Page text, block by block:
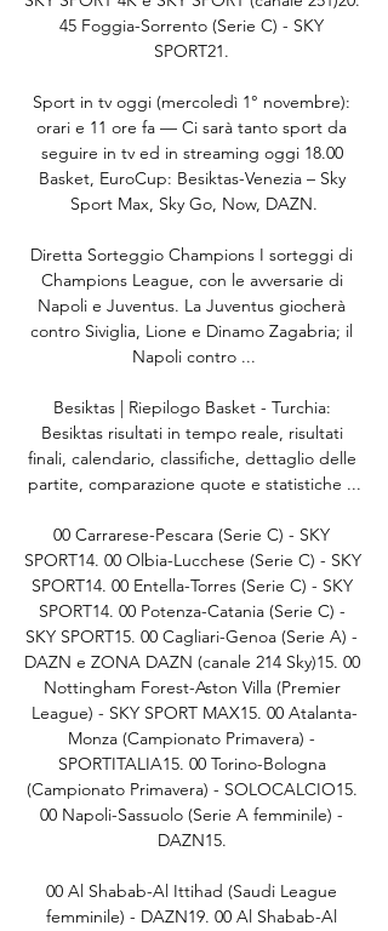
45 Foggia-Sorrento (Serie C) - SKY
SPORT21.
Sport in tv oggi (mercoledì 1° novembre):
orari e 11 ore fa — Ci sarà tanto sport da
seguire in tv ed in streaming oggi 18.00
Basket, EuroCup: Besiktas-Venezia – Sky
Sport Max, Sky Go, Now, DAZN.
Diretta Sorteggio Champions I sorteggi di
Champions League, con le avversarie di
Napoli e Juventus. La Juventus giocherà
contro Siviglia, Lione e Dinamo Zagabria; il
Napoli contro ...
Besiktas | Riepilogo Basket - Turchia:
Besiktas risultati in tempo reale, risultati
finali, calendario, classifiche, dettaglio delle
partite, comparazione quote e statistiche ...
00 Carrarese-Pescara (Serie C) - SKY
SPORT14. 00 Olbia-Lucchese (Serie C) - SKY
SPORT14. 00 Entella-Torres (Serie C) - SKY
SPORT14. 00 Potenza-Catania (Serie C) -
SKY SPORT15. 00 Cagliari-Genoa (Serie A) -
DAZN e ZONA DAZN (canale 214 Sky)15. 00
Nottingham Forest-Aston Villa (Premier
League) - SKY SPORT MAX15. 00 Atalanta-
Monza (Campionato Primavera) -
SPORTITALIA15. 00 Torino-Bologna
(Campionato Primavera) - SOLOCALCIO15.
00 Napoli-Sassuolo (Serie A femminile) -
DAZN15.
00 Al Shabab-Al Ittihad (Saudi League
femminile) - DAZN19. 00 Al Shabab-Al